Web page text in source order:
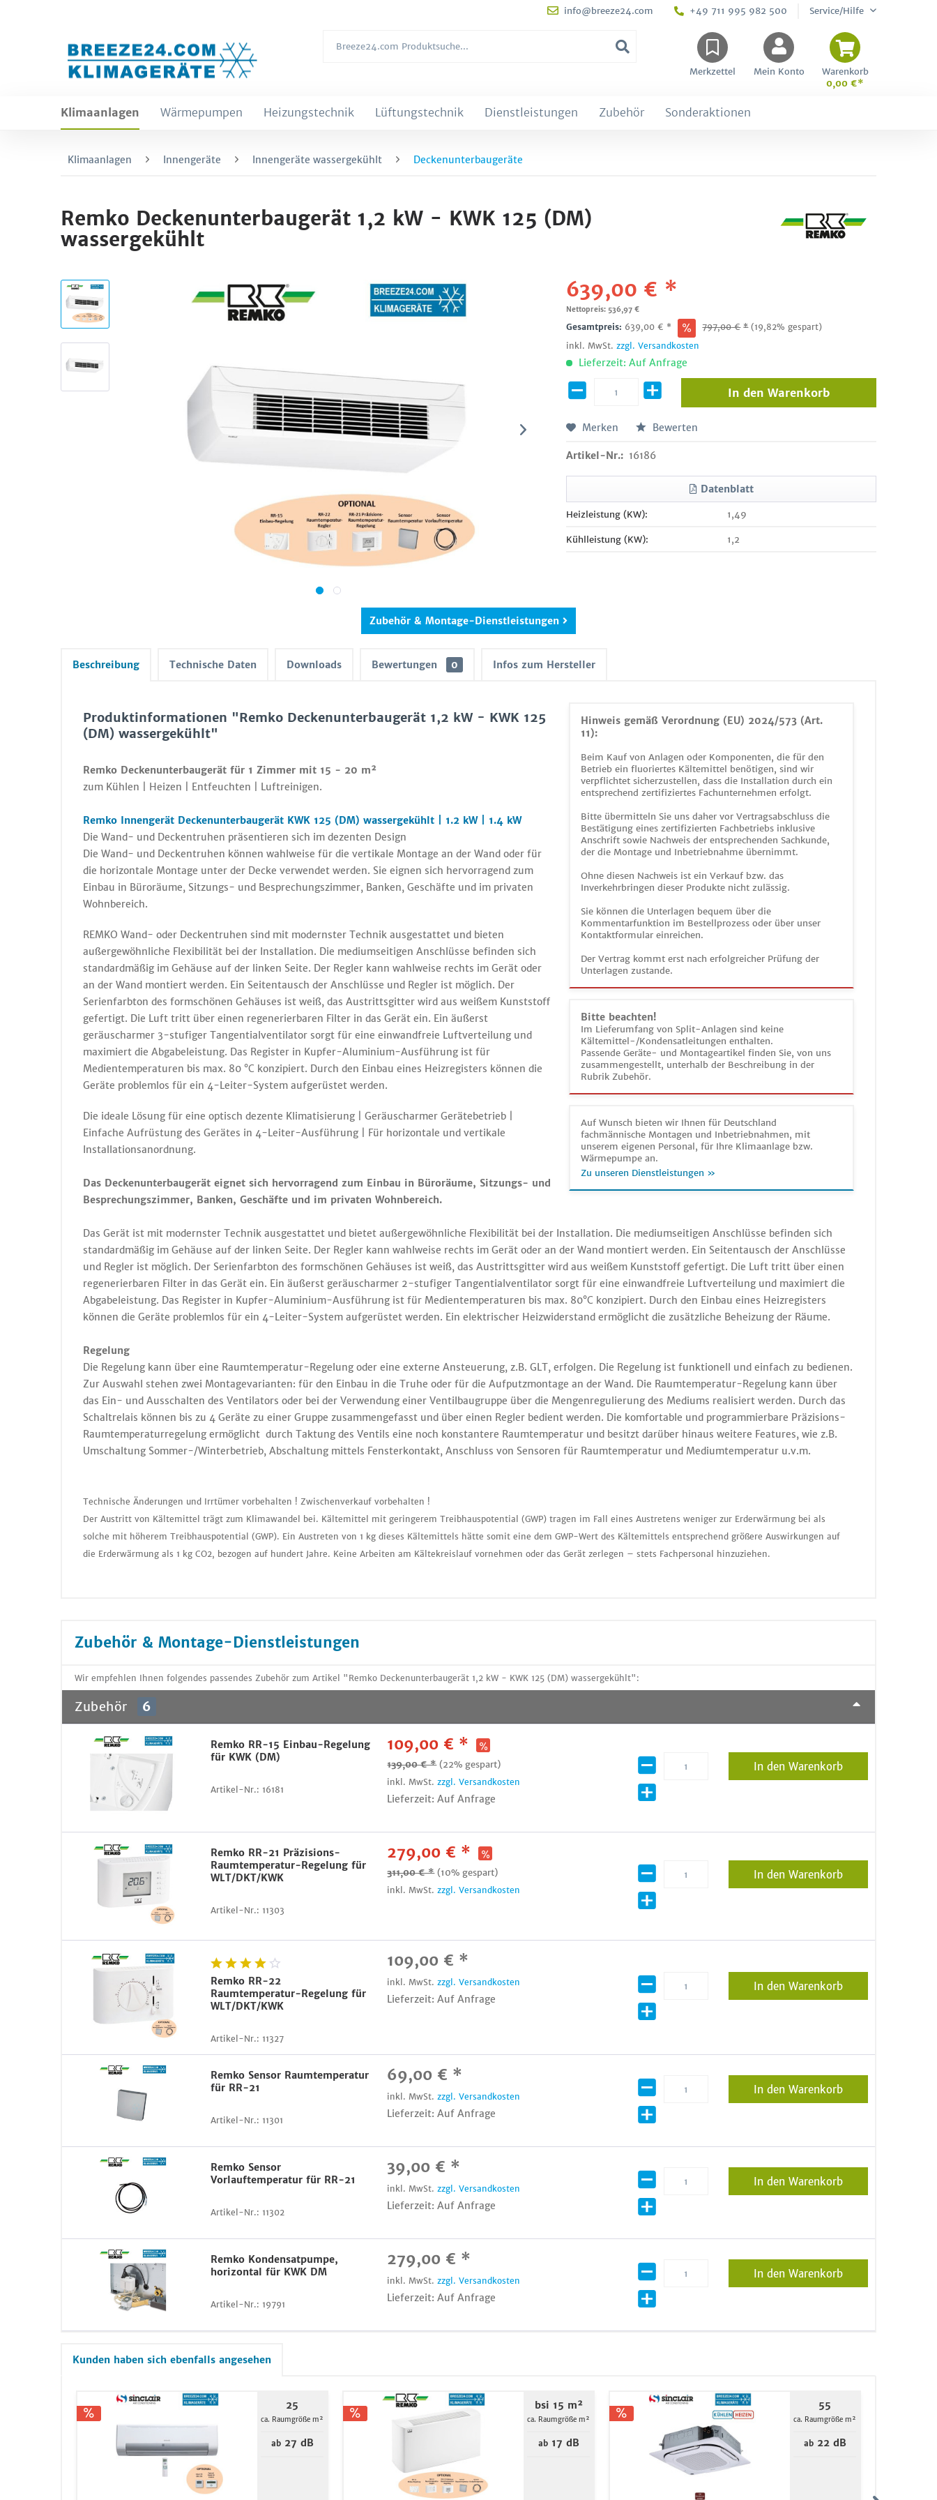
info@breeze24.com +49 711 995 982 500 Service/Hilfe
Merkzettel Mein Konto
Warenkorb
0,00 €*
Klimaanlagen Wärmepumpen Heizungstechnik Lüftungstechnik Dienstleistungen Zubehör Sonderaktionen
Klimaanlagen Innengeräte Innengeräte wassergekühlt Deckenunterbaugeräte
Remko Deckenunterbaugerät 1,2 kW - KWK 125 (DM)
wassergekühlt
639,00 € *
Nettopreis: 536,97 €
Gesamtpreis: 639,00 € * 797,00€ * (19,82% gespart)
inkl. MwSt.zzgl. Versandkosten
Lieferzeit: Auf Anfrage
In den Warenkorb
Merken Bewerten
Artikel-Nr.: 16186
Datenblatt
Heizleistung (KW): 1,49
Kühlleistung (KW): 1,2
Zubehör & Montage-Dienstleistungen
Beschreibung Technische Daten Downloads Bewertungen 0 Infos zum Hersteller
Hinweis gemäß Verordnung (EU) 2024/573 (Art.
11):
Beim Kauf von Anlagen oder Komponenten, die für den
Betrieb ein fluoriertes Kältemittel benötigen, sind wir
verpflichtet sicherzustellen, dass die Installation durch ein
entsprechend zertifiziertes Fachunternehmen erfolgt.
Bitte übermitteln Sie uns daher vor Vertragsabschluss die
Bestätigung eines zertifizierten Fachbetriebs inklusive
Anschrift sowie Nachweis der entsprechenden Sachkunde,
der die Montage und Inbetriebnahme übernimmt.
Ohne diesen Nachweis ist ein Verkauf bzw. das
Inverkehrbringen dieser Produkte nicht zulässig.
Sie können die Unterlagen bequem über die
Kommentarfunktion im Bestellprozess oder über unser
Kontaktformular einreichen.
Der Vertrag kommt erst nach erfolgreicher Prüfung der
Unterlagen zustande.
Bitte beachten!
Im Lieferumfang von Split-Anlagen sind keine
Kältemittel-/Kondensatleitungen enthalten.
Passende Geräte- und Montageartikel finden Sie, von uns
zusammengestellt, unterhalb der Beschreibung in der
Rubrik Zubehör.
Auf Wunsch bieten wir Ihnen für Deutschland
fachmännische Montagen und Inbetriebnahmen, mit
unserem eigenen Personal, für Ihre Klimaanlage bzw.
Wärmepumpe an.
Zu unseren Dienstleistungen »
Produktinformationen "Remko Deckenunterbaugerät 1,2 kW - KWK 125
(DM) wassergekühlt"
Remko Deckenunterbaugerät für 1 Zimmer mit 15 - 20 m²
zum Kühlen | Heizen | Entfeuchten | Luftreinigen.
Remko Innengerät Deckenunterbaugerät KWK 125 (DM) wassergekühlt | 1.2 kW | 1.4 kW
Die Wand- und Deckentruhen präsentieren sich im dezenten Design
Die Wand- und Deckentruhen können wahlweise für die vertikale Montage an der Wand oder für
die horizontale Montage unter der Decke verwendet werden. Sie eignen sich hervorragend zum
Einbau in Büroräume, Sitzungs- und Besprechungszimmer, Banken, Geschäfte und im privaten
Wohnbereich.
REMKO Wand- oder Deckentruhen sind mit modernster Technik ausgestattet und bieten
außergewöhnliche Flexibilität bei der Installation. Die mediumseitigen Anschlüsse befinden sich
standardmäßig im Gehäuse auf der linken Seite. Der Regler kann wahlweise rechts im Gerät oder
an der Wand montiert werden. Ein Seitentausch der Anschlüsse und Regler ist möglich. Der
Serienfarbton des formschönen Gehäuses ist weiß, das Austrittsgitter wird aus weißem Kunststoff
gefertigt. Die Luft tritt über einen regenerierbaren Filter in das Gerät ein. Ein äußerst
geräuscharmer 3-stufiger Tangentialventilator sorgt für eine einwandfreie Luftverteilung und
maximiert die Abgabeleistung. Das Register in Kupfer-Aluminium-Ausführung ist für
Medientemperaturen bis max. 80 °C konzipiert. Durch den Einbau eines Heizregisters können die
Geräte problemlos für ein 4-Leiter-System aufgerüstet werden.
Die ideale Lösung für eine optisch dezente Klimatisierung | Geräuscharmer Gerätebetrieb |
Einfache Aufrüstung des Gerätes in 4-Leiter-Ausführung | Für horizontale und vertikale
Installationsanordnung.
Das Deckenunterbaugerät eignet sich hervorragend zum Einbau in Büroräume, Sitzungs- und
Besprechungszimmer, Banken, Geschäfte und im privaten Wohnbereich.
Das Gerät ist mit modernster Technik ausgestattet und bietet außergewöhnliche Flexibilität bei der Installation. Die mediumseitigen Anschlüsse befinden sich
standardmäßig im Gehäuse auf der linken Seite. Der Regler kann wahlweise rechts im Gerät oder an der Wand montiert werden. Ein Seitentausch der Anschlüsse
und Regler ist möglich. Der Serienfarbton des formschönen Gehäuses ist weiß, das Austrittsgitter wird aus weißem Kunststoff gefertigt. Die Luft tritt über einen
regenerierbaren Filter in das Gerät ein. Ein äußerst geräuscharmer 2-stufiger Tangentialventilator sorgt für eine einwandfreie Luftverteilung und maximiert die
Abgabeleistung. Das Register in Kupfer-Aluminium-Ausführung ist für Medientemperaturen bis max. 80°C konzipiert. Durch den Einbau eines Heizregisters
können die Geräte problemlos für ein 4-Leiter-System aufgerüstet werden. Ein elektrischer Heizwiderstand ermöglicht die zusätzliche Beheizung der Räume.
Regelung
Die Regelung kann über eine Raumtemperatur-Regelung oder eine externe Ansteuerung, z.B. GLT, erfolgen. Die Regelung ist funktionell und einfach zu bedienen.
Zur Auswahl stehen zwei Montagevarianten: für den Einbau in die Truhe oder für die Aufputzmontage an der Wand. Die Raumtemperatur-Regelung kann über
das Ein- und Ausschalten des Ventilators oder bei der Verwendung einer Ventilbaugruppe über die Mengenregulierung des Mediums realisiert werden. Durch das
Schaltrelais können bis zu 4 Geräte zu einer Gruppe zusammengefasst und über einen Regler bedient werden. Die komfortable und programmierbare Präzisions-
Raumtemperaturregelung ermöglicht durch Taktung des Ventils eine noch konstantere Raumtemperatur und besitzt darüber hinaus weitere Features, wie z.B.
Umschaltung Sommer-/Winterbetrieb, Abschaltung mittels Fensterkontakt, Anschluss von Sensoren für Raumtemperatur und Mediumtemperatur u.v.m.
Technische Änderungen und Irrtümer vorbehalten ! Zwischenverkauf vorbehalten !
Der Austritt von Kältemittel trägt zum Klimawandel bei. Kältemittel mit geringerem Treibhauspotential (GWP) tragen im Fall eines Austretens weniger zur Erderwärmung bei als
solche mit höherem Treibhauspotential (GWP). Ein Austreten von 1 kg dieses Kältemittels hätte somit eine dem GWP-Wert des Kältemittels entsprechend größere Auswirkungen auf
die Erderwärmung als 1 kg CO2, bezogen auf hundert Jahre. Keine Arbeiten am Kältekreislauf vornehmen oder das Gerät zerlegen – stets Fachpersonal hinzuziehen.
Zubehör & Montage-Dienstleistungen
Wir empfehlen Ihnen folgendes passendes Zubehör zum Artikel "Remko Deckenunterbaugerät 1,2 kW - KWK 125 (DM) wassergekühlt":
Zubehör 6
Remko RR-15 Einbau-Regelung
für KWK (DM)
Artikel-Nr.: 16181
109,00 € *
139,00 € * (22% gespart)
inkl. MwSt.zzgl. Versandkosten
Lieferzeit: Auf Anfrage
In den Warenkorb
Remko RR-21 Präzisions-
Raumtemperatur-Regelung für
WLT/DKT/KWK
Artikel-Nr.: 11303
279,00 € *
311,00 € * (10% gespart)
inkl. MwSt.zzgl. Versandkosten
In den Warenkorb
Remko RR-22
Raumtemperatur-Regelung für
WLT/DKT/KWK
Artikel-Nr.: 11327
109,00 € *
inkl. MwSt.zzgl. Versandkosten
Lieferzeit: Auf Anfrage
In den Warenkorb
Remko Sensor Raumtemperatur
für RR-21
Artikel-Nr.: 11301
69,00 € *
inkl. MwSt.zzgl. Versandkosten
Lieferzeit: Auf Anfrage
In den Warenkorb
Remko Sensor
Vorlauftemperatur für RR-21
Artikel-Nr.: 11302
39,00 € *
inkl. MwSt.zzgl. Versandkosten
Lieferzeit: Auf Anfrage
In den Warenkorb
Remko Kondensatpumpe,
horizontal für KWK DM
Artikel-Nr.: 19791
279,00 € *
inkl. MwSt.zzgl. Versandkosten
Lieferzeit: Auf Anfrage
In den Warenkorb
Kunden haben sich ebenfalls angesehen
25
ca. Raumgröße m²
ab27 dB
bsi 15 m²
ca. Raumgröße m²
ab17 dB
55
ca. Raumgröße m²
ab22 dB